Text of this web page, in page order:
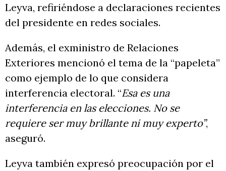
Leyva, refiriéndose a declaraciones recientes
del presidente en redes sociales.
Además, el exministro de Relaciones
Exteriores mencionó el tema de la “papeleta”
como ejemplo de lo que considera
interferencia electoral. “Esa es una
interferencia en las elecciones. No se
requiere ser muy brillante ni muy experto”,
aseguró.
Leyva también expresó preocupación por el